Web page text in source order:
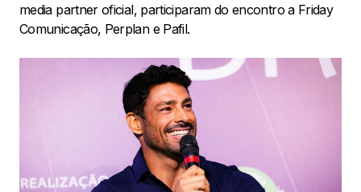
media partner oficial, participaram do encontro a Friday
Comunicação, Perplan e Pafil.